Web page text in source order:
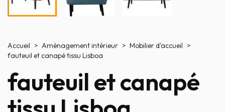
Accueil Aménagement intérieur
Mobilier d'accueil
fauteuil et canapé tissu Lisboa
fauteuil et canapé